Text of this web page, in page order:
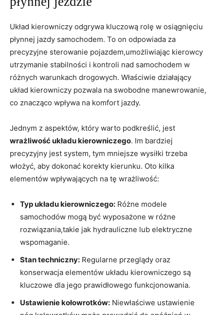
Układ kierowniczy odgrywa kluczową rolę w osiągnięciu
płynnej jazdy samochodem. To on odpowiada za
precyzyjne sterowanie pojazdem,umożliwiając kierowcy
utrzymanie stabilności i kontroli nad samochodem w
różnych warunkach drogowych. Właściwie działający
układ kierowniczy pozwala na swobodne manewrowanie,
co znacząco wpływa na komfort jazdy.
Jednym z aspektów, który warto podkreślić, jest
wrażliwość układu kierowniczego. Im bardziej
precyzyjny jest system, tym mniejsze wysiłki trzeba
włożyć, aby dokonać korekty kierunku. Oto kilka
elementów wpływających na tę wrażliwość:
Typ układu kierowniczego: Różne modele
samochodów mogą być wyposażone w różne
rozwiązania,takie jak hydrauliczne lub elektryczne
wspomaganie.
Stan techniczny: Regularne przeglądy oraz
konserwacja elementów układu kierowniczego są
kluczowe dla jego prawidłowego funkcjonowania.
Ustawienie kołowrotków: Niewłaściwe ustawienie